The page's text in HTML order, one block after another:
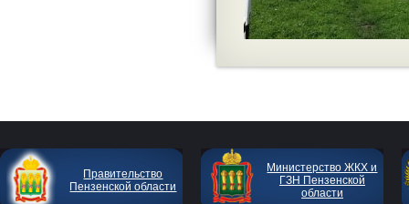
Правительство
Пензенской области
Министерство ЖКХ и
ГЗН Пензенской
области